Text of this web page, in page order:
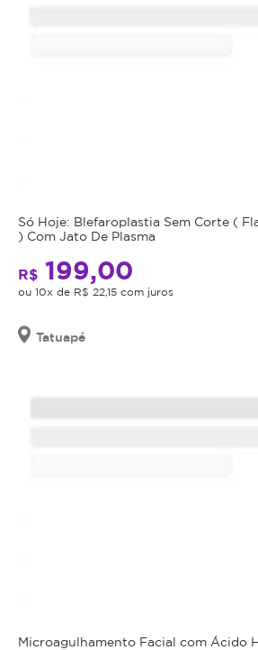
Só Hoje: Blefaroplastia Sem Corte (
) Com Jato De Plasma
R$ 199,00
ou 10x de R$ 22,15 com juros
Tatuapé
Microagulhamento Facial com Ácido